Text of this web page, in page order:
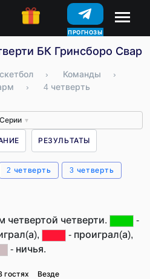
ПРОГНОЗЫ
БК Гринсборо
› Команды
›
› 4 четверть
Серии ▼
РЕЗУЛЬТАТЫ
2 четверть 3 четверть
четвертой четверти.
-
- проиграл(а),
- ничья.
гостях Везде